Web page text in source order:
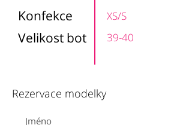
Konfekce
XS/S
39-40
Velikost bot
Rezervace modelky